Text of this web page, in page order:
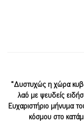
«Δυστυχώς η χώρα
λαό με ψευδείς
Ευχαριστήριο μήνυμα
κόσμου στο